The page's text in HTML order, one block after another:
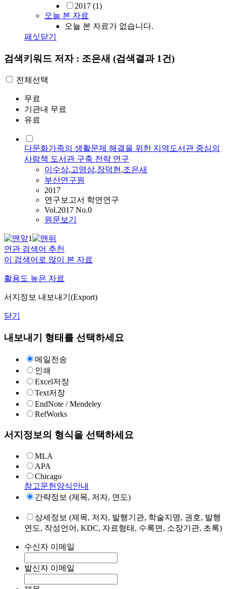
2017 (1)
오늘 본 자료
오늘 본 자료가 없습니다.
패싯닫기
검색키워드 저자 : 조은새 (검색결과 1건)
전체선택
무료
기관내 무료
유료
다문화가족의 생활문제 해결을 위한 지역도서관 중심의
사람책 도서관 구축 전략 연구
이수상,고영삼,장덕현,조은새
부산연구원
2017
연구보고서 학연연구
Vol.2017 No.0
원문보기
1
연관 검색어 추천
이 검색어로 많이 본 자료
활용도 높은 자료
서지정보 내보내기(Export)
닫기
내보내기 형태를 선택하세요
메일전송
인쇄
Excel저장
Text저장
EndNote / Mendeley
RefWorks
서지정보의 형식을 선택하세요
MLA
APA
Chicago
참고문헌양식안내
간략정보 (제목, 저자, 연도)
상세정보 (제목, 저자, 발행기관, 학술지명, 권호, 발행
연도, 작성언어, KDC, 자료형태, 수록면, 소장기관, 초록)
수신자 이메일
발신자 이메일